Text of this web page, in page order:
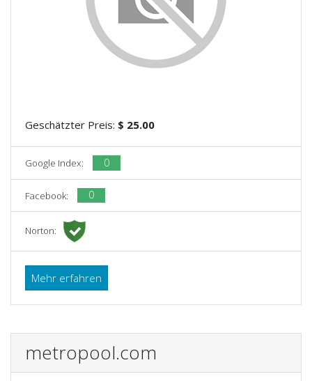
Geschätzter Preis: $ 25.00
Google Index: 0
Facebook: 0
Norton:
Mehr erfahren
metropool.com